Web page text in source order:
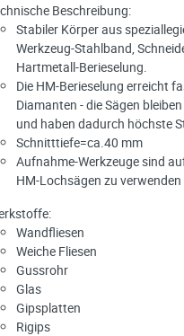
Beschreibung:
Stabiler Körper aus
Werkzeug-Stahlband,
Hartmetall-Berieselung.
Die HM-Berieselung erreicht
Diamanten - die Sägen
und haben dadurch höchste
Schnitttiefe=ca.40 mm
Aufnahme-Werkzeuge sind
HM-Lochsägen zu verwenden
Wandfliesen
Weiche Fliesen
Gussrohr
Glas
Gipsplatten
Rigips